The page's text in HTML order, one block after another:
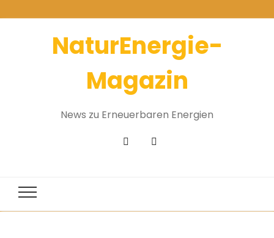
NaturEnergie-
Magazin
News zu Erneuerbaren Energien